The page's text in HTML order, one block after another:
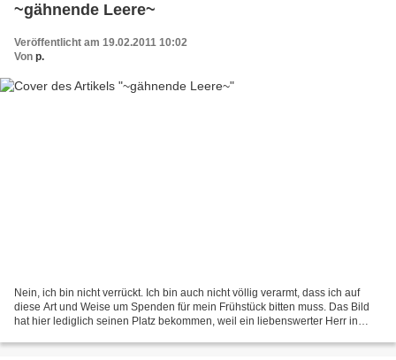
~gähnende Leere~
Veröffentlicht am 19.02.2011 10:02
Von p.
Nein, ich bin nicht verrückt. Ich bin auch nicht völlig verarmt, dass ich auf
diese Art und Weise um Spenden für mein Frühstück bitten muss. Das Bild
hat hier lediglich seinen Platz bekommen, weil ein liebenswerter Herr in